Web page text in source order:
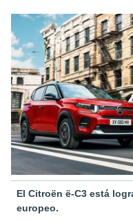
El Citroën ë-C3 está
europeo.